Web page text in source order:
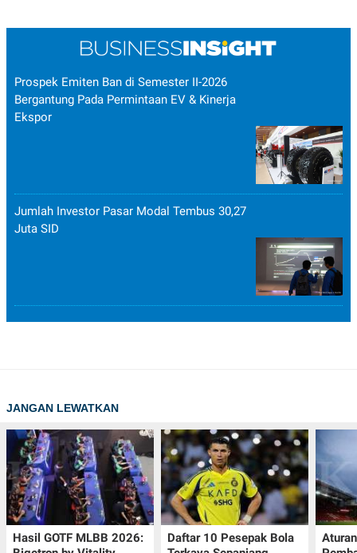
Prospek Emiten Ban di Semester II-2026
Bergantung Pada Permintaan EV & Kinerja
Ekspor
Jumlah Investor Pasar Modal Tembus 30,27
Juta SID
JANGAN LEWATKAN
Hasil GOTF MLBB 2026:
Daftar 10 Pesepak Bola